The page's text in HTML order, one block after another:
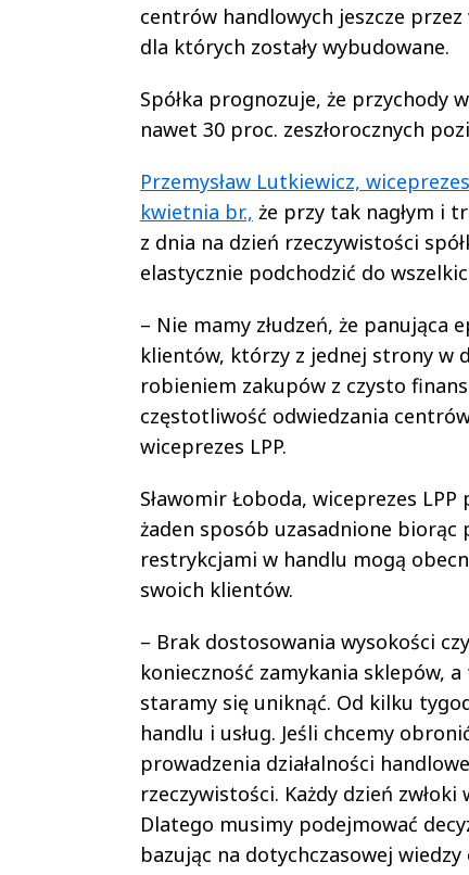
centrów handlowych jeszcze
dla których zostały wybudowane.
Spółka prognozuje, że przychody
nawet 30 proc. zeszłorocznych
Przemysław Lutkiewicz,
kwietnia br., że przy tak nagłym i
z dnia na dzień rzeczywistości
elastycznie podchodzić do
– Nie mamy złudzeń, że panująca
klientów, którzy z jednej strony w
robieniem zakupów z czysto
częstotliwość odwiedzania
wiceprezes LPP.
Sławomir Łoboda, wiceprezes
żaden sposób uzasadnione biorąc
restrykcjami w handlu mogą
swoich klientów.
– Brak dostosowania wysokości
konieczność zamykania sklepów,
staramy się uniknąć. Od kilku
handlu i usług. Jeśli chcemy
prowadzenia działalności
rzeczywistości. Każdy dzień
Dlatego musimy podejmować
bazując na dotychczasowej